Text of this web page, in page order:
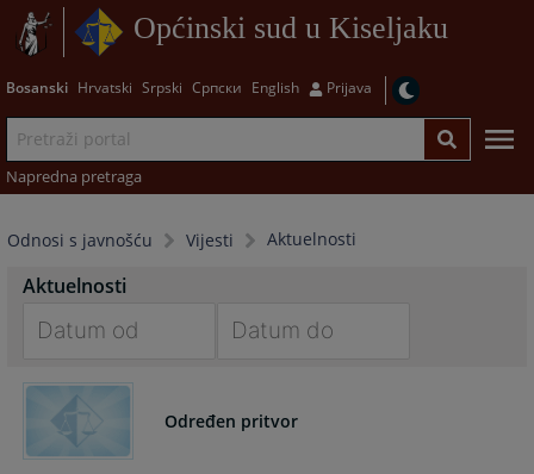
Općinski sud u Kiseljaku
Bosanski Hrvatski Srpski Српски English Prijava
Napredna pretraga
Odnosi s javnošću Vijesti Aktuelnosti
Aktuelnosti
forward
interact
to
Određen pritvor